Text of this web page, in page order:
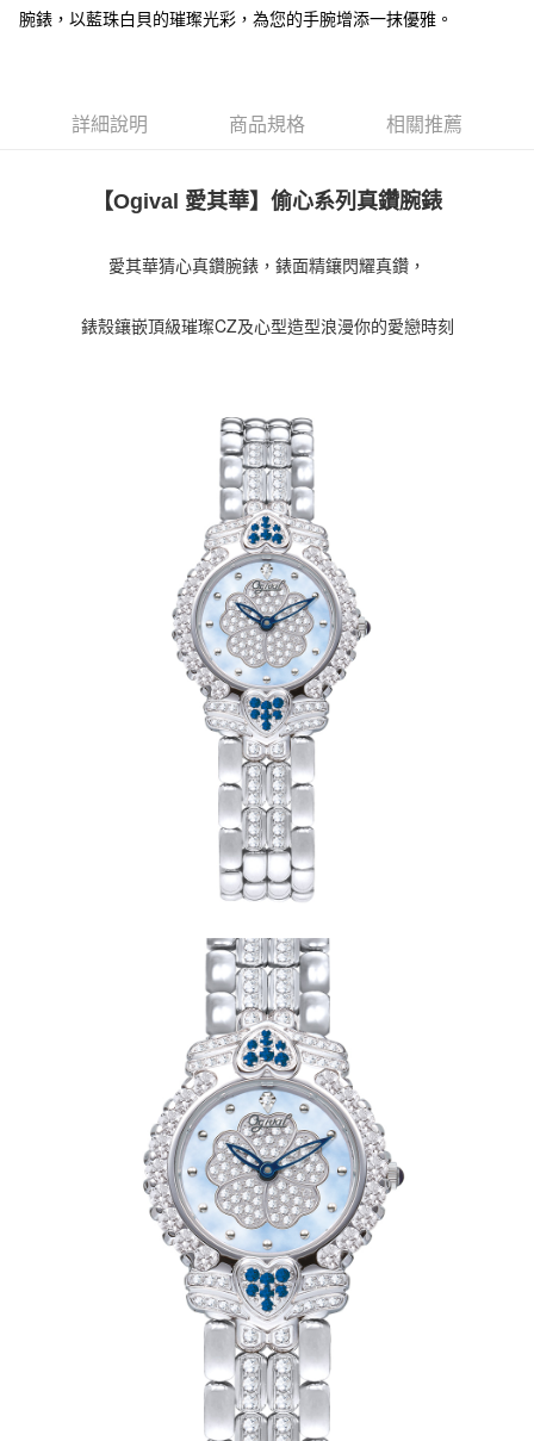
腕錶，以藍珠白貝的璀璨光彩，為您的手腕增添一抹優雅。
詳細說明 商品規格 相關推薦
【Ogival 愛其華】 偷心系列真鑽腕錶
愛其華猜心真鑽腕錶，錶面精鑲閃耀真鑽，
錶殼鑲嵌頂級璀璨CZ及心型造型浪漫你的愛戀時刻